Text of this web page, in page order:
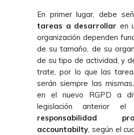
En primer lugar, debe
tareas a desarrollar en
organización dependen
de su tamaño, de su
de su tipo de actividad, y
trate, por lo que las
serán siempre las
en el nuevo RGPD a
legislación anterior el
responsabilidad
accountabilty, según el